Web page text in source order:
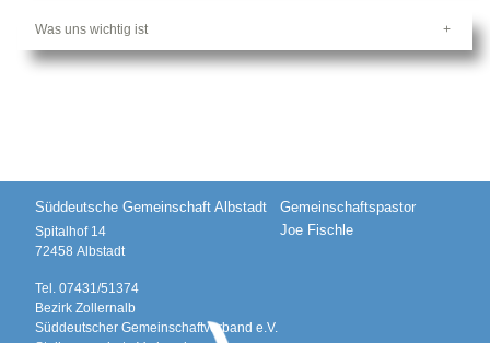
Was uns wichtig ist
Süddeutsche Gemeinschaft Albstadt
Spitalhof 14
72458 Albstadt
Tel. 07431/51374
Gemeinschaftspastor
Joe Fischle
Bezirk Zollernalb
Süddeutscher Gemeinschaftverband e.V.